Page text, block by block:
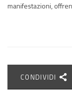
manifestazioni,
CONDIVIDI